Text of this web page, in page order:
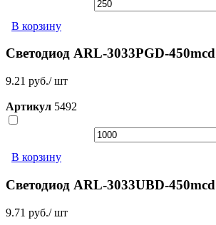
В корзину
Светодиод ARL-3033PGD-450mcd
9.21 руб./ шт
Артикул 5492
В корзину
Светодиод ARL-3033UBD-450mcd
9.71 руб./ шт